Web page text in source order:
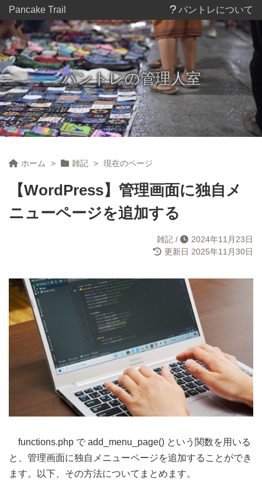
Pancake Trail パントレについて
パントレの管理人室
ホーム > 雑記 > 現在のページ
【WordPress】管理画面に独自メ
ニューページを追加する
雑記 /
2024年11月23日
更新日 2025年11月30日
functions.php で add_menu_page() という関数を用いる
と、管理画面に独自メニューページを追加することができ
ます。以下、その方法についてまとめます。